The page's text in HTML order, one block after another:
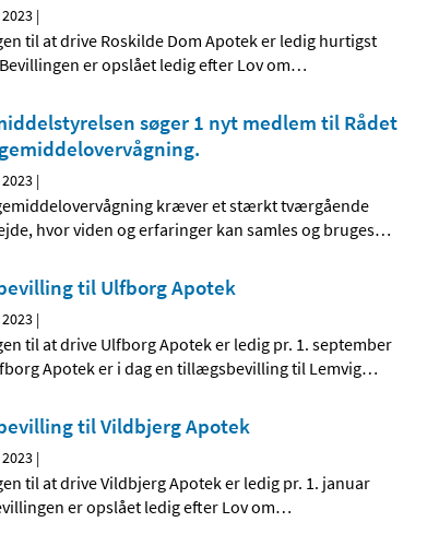
|
til at drive Roskilde Dom Apotek er ledig hurtigst
er opslået ledig efter Lov om…
søger 1 nyt medlem til Rådet
|
kræver et stærkt tværgående
hvor viden og erfaringer kan samles og bruges…
til Ulfborg Apotek
|
til at drive Ulfborg Apotek er ledig pr. 1. september
Apotek er i dag en tillægsbevilling til Lemvig…
til Vildbjerg Apotek
|
til at drive Vildbjerg Apotek er ledig pr. 1. januar
er opslået ledig efter Lov om…